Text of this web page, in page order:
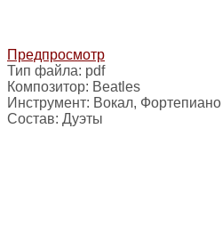
Предпросмотр
Тип файла: pdf
Композитор: Beatles
Инструмент: Вокал, Фортепиано
Состав: Дуэты